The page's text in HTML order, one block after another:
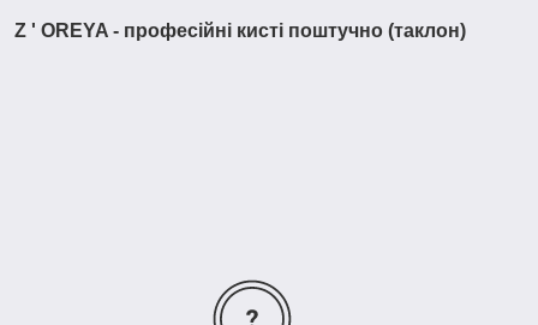
Z ' OREYA - професійні кисті поштучно (таклон)